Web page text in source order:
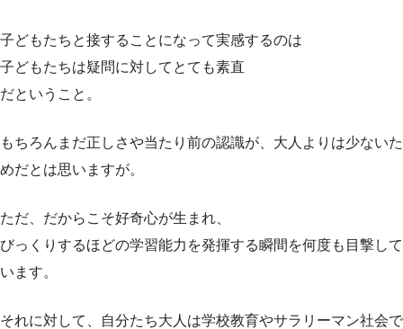
子どもたちと接することになって実感するのは
子どもたちは疑問に対してとても素直
だということ。
もちろんまだ正しさや当たり前の認識が、大人よりは少ないた
めだとは思いますが。
ただ、だからこそ好奇心が生まれ、
びっくりするほどの学習能力を発揮する瞬間を何度も目撃して
います。
それに対して、自分たち大人は学校教育やサラリーマン社会で